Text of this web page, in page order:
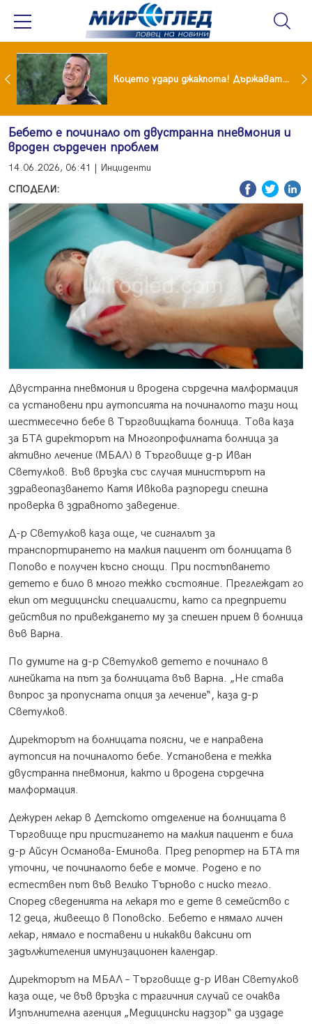
Тишина преди бурята! Защо Саня Армутлиева продължава да мълчи за раздялата с Дара? Коцето удари джакпота! Държавата му плаща 95 000 евро
Бебето е починало от двустранна пневмония и
вроден сърдечен проблем
14.06.2026, 06:41 | Инциденти
СПОДЕЛИ:
Двустранна пневмония и вродена сърдечна малформация
са установени при аутопсията на починалото тази нощ
шестмесечно бебе в Търговищката болница. Това каза
за БТА директорът на Многопрофилната болница за
активно лечение (МБАЛ) в Търговище д-р Иван
Светулков. Във връзка със случая министърът на
здравеопазването Катя Ивкова разпореди спешна
проверка в здравното заведение.
Д-р Светулков каза още, че сигналът за
транспортирането на малкия пациент от болницата в
Попово е получен късно снощи. При постъпването
детето е било в много тежко състояние. Преглеждат го
екип от медицински специалисти, като са предприети
действия по привеждането му за спешен прием в болница
във Варна.
По думите на д-р Светулков детето е починало в
линейката на път за болницата във Варна. „Не става
въпрос за пропусната опция за лечение“, каза д-р
Светулков.
Директорът на болницата поясни, че е направена
аутопсия на починалото бебе. Установена е тежка
двустранна пневмония, както и вродена сърдечна
малформация.
Дежурен лекар в Детското отделение на болницата в
Търговище при пристигането на малкия пациент е била
д-р Айсун Османова-Еминова. Пред репортер на БТА тя
уточни, че починалото бебе е момче. Родено е по
естествен път във Велико Търново с ниско тегло.
Според сведенията на лекаря то е дете в семейство с
12 деца, живеещо в Поповско. Бебето е нямало личен
лекар, нямало е поставени и никакви ваксини от
задължителения имунизационен календар.
Директорът на МБАЛ – Търговище д-р Иван Светулков
каза още, че във връзка с трагичния случай се очаква
Изпълнителна агенция „Медицински надзор“ да издаде